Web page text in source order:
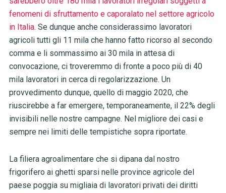
fenomeni di sfruttamento e caporalato nel settore agricolo
in Italia. Se dunque anche considerassimo lavoratori
agricoli tutti gli 11 mila che hanno fatto ricorso al secondo
comma e li sommassimo ai 30 mila in attesa di
convocazione, ci troveremmo di fronte a poco più di 40
mila lavoratori in cerca di regolarizzazione. Un
provvedimento dunque, quello di maggio 2020, che
riuscirebbe a far emergere, temporaneamente, il 22% degli
invisibili nelle nostre campagne. Nel migliore dei casi e
sempre nei limiti delle tempistiche sopra riportate.
La filiera agroalimentare che si dipana dal nostro
frigorifero ai ghetti sparsi nelle province agricole del
paese poggia su migliaia di lavoratori privati dei diritti